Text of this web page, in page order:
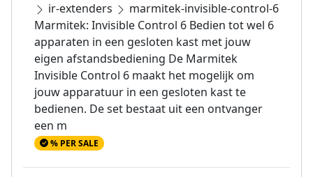
ir-extenders
marmitek-invisible-control-6
Marmitek: Invisible Control 6 Bedien tot wel 6
apparaten in een gesloten kast met jouw
eigen afstandsbediening De Marmitek
Invisible Control 6 maakt het mogelijk om
jouw apparatuur in een gesloten kast te
bedienen. De set bestaat uit een ontvanger
een m
% PER SALE